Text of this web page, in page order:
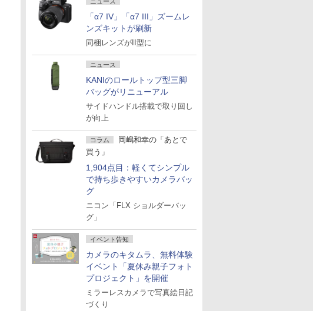
「α7 IV」「α7 III」ズームレ
ンズキットが刷新
同梱レンズがII型に
ニュース
KANIのロールトップ型三脚
バッグがリニューアル
サイドハンドル搭載で取り回し
が向上
コラム
岡嶋和幸の「あとで
買う」
1,904点目：軽くてシンプル
で持ち歩きやすいカメラバッ
グ
ニコン「FLX ショルダーバッ
グ」
イベント告知
カメラのキタムラ、無料体験
イベント「夏休み親子フォト
プロジェクト」を開催
ミラーレスカメラで写真絵日記
づくり